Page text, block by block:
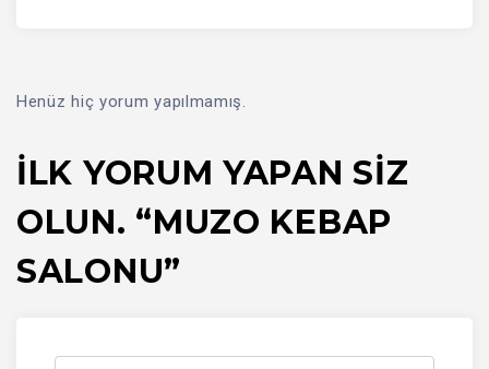
Henüz hiç yorum yapılmamış.
İLK YORUM YAPAN SIZ
OLUN. “MUZO KEBAP
SALONU”